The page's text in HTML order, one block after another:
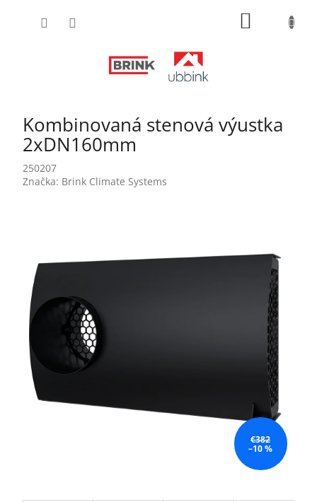
Kombinovaná stenová výustka
2xDN160mm
250207
Značka: Brink Climate Systems
€382
–10 %